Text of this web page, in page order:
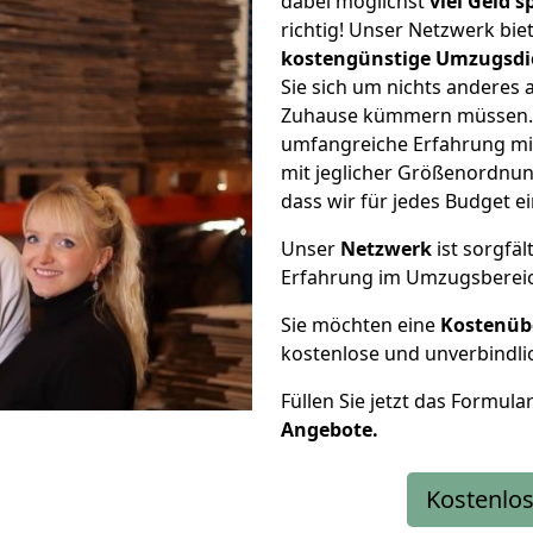
richtig! Unser Netzwerk
kostengünstige
Sie sich um nichts anderes
Zuhause kümmern
umfangreiche Erfahrung
mit jeglicher
dass wir für jedes Budget
Unser Netzwerk ist
Erfahrung im
Sie möchten eine
kostenlose und
Füllen Sie jetzt das
Angebote.